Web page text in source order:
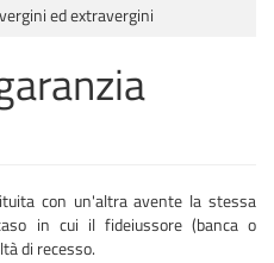
ed extravergini
con un'altra avente la stessa
in cui il fideiussore (banca o
di recesso.